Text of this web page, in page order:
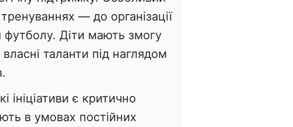
— до організації
футболу. Діти мають змогу
таланти під наглядом
ініціативи є критично
в умовах постійних